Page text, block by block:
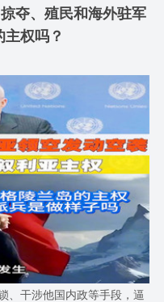
夺、殖民和海外驻军
权吗？
、干涉他国内政等手段，逼